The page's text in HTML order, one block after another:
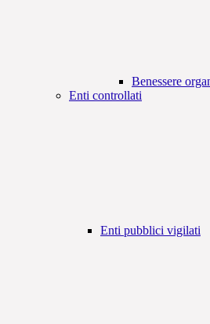
Benessere
Enti controllati
Enti pubblici vigilati